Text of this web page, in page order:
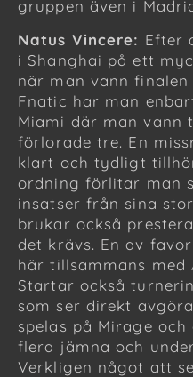
gruppen även i
Natus Vincere: Efter
i Shanghai på ett
när man vann
Fnatic har man
Miami där man vann
förlorade tre. En
klart och tydligt
ordning förlitar man
insatser från sina
brukar också
det krävs. En av
här tillsammans med
Startar också
som ser direkt
spelas på Mirage
flera jämna och
Verkligen något att